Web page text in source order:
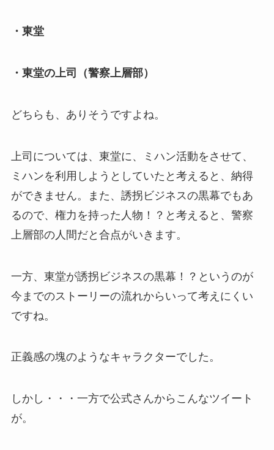
・東堂
・東堂の上司（警察上層部）
どちらも、ありそうですよね。
上司については、東堂に、ミハン活動をさせて、
ミハンを利用しようとしていたと考えると、納得
ができません。また、誘拐ビジネスの黒幕でもあ
るので、権力を持った人物！？と考えると、警察
上層部の人間だと合点がいきます。
一方、東堂が誘拐ビジネスの黒幕！？というのが
今までのストーリーの流れからいって考えにくい
ですね。
正義感の塊のようなキャラクターでした。
しかし・・・一方で公式さんからこんなツイート
が。